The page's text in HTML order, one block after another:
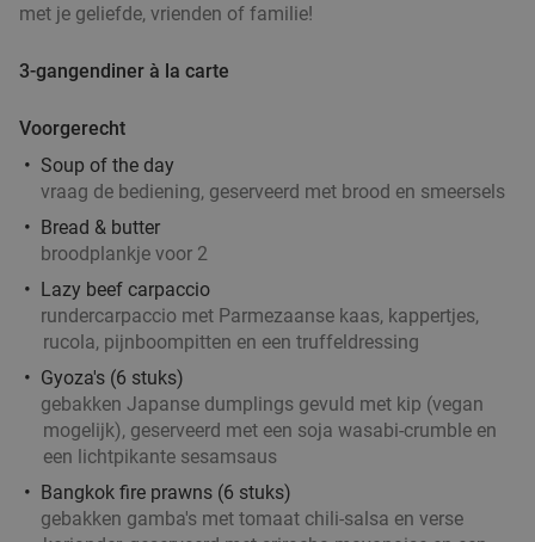
met je geliefde, vrienden of familie!
3-gangendiner à la carte
Voorgerecht
Soup of the day
vraag de bediening, geserveerd met brood en smeersels
Bread & butter
broodplankje voor 2
Lazy beef carpaccio
rundercarpaccio met Parmezaanse kaas, kappertjes,
rucola, pijnboompitten en een truffeldressing
Gyoza's (6 stuks)
gebakken Japanse dumplings gevuld met kip (vegan
mogelijk), geserveerd met een soja wasabi-crumble en
een lichtpikante sesamsaus
Bangkok fire prawns (6 stuks)
gebakken gamba's met tomaat chili-salsa en verse